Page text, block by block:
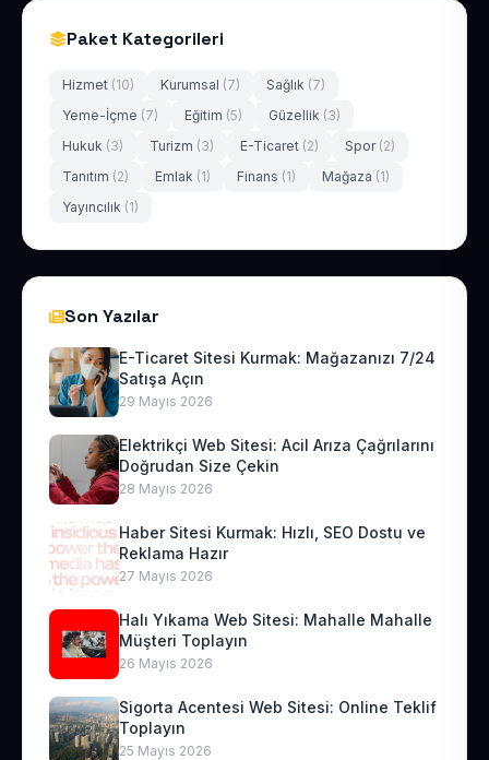
Paket Kategorileri
Hizmet (10) Kurumsal (7) Sağlık (7)
Yeme-İçme (7) Eğitim (5) Güzellik (3)
Hukuk (3) Turizm (3) E-Ticaret (2) Spor (2)
Tanıtım (2) Emlak (1) Finans (1) Mağaza (1)
Yayıncılık (1)
Son Yazılar
E-Ticaret Sitesi Kurmak: Mağazanızı 7/24
Satışa Açın
29 Mayıs 2026
Elektrikçi Web Sitesi: Acil Arıza Çağrılarını
Doğrudan Size Çekin
28 Mayıs 2026
Haber Sitesi Kurmak: Hızlı, SEO Dostu ve
Reklama Hazır
27 Mayıs 2026
Halı Yıkama Web Sitesi: Mahalle Mahalle
Müşteri Toplayın
26 Mayıs 2026
Sigorta Acentesi Web Sitesi: Online Teklif
Toplayın
25 Mayıs 2026